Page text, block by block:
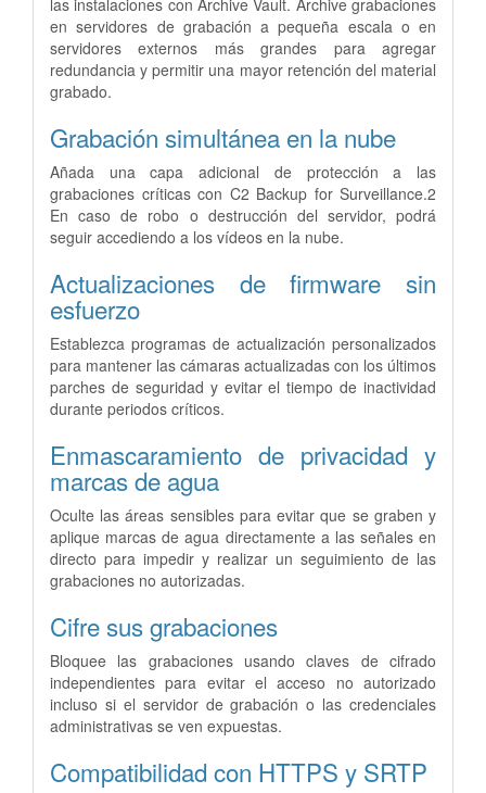
en servidores de grabación a pequeña escala o en
servidores externos más grandes para agregar
redundancia y permitir una mayor retención del material
grabado.
Grabación simultánea en la nube
Añada una capa adicional de protección a las
grabaciones críticas con C2 Backup for Surveillance.2
En caso de robo o destrucción del servidor, podrá
seguir accediendo a los vídeos en la nube.
Actualizaciones de firmware sin
esfuerzo
Establezca programas de actualización personalizados
para mantener las cámaras actualizadas con los últimos
parches de seguridad y evitar el tiempo de inactividad
durante periodos críticos.
Enmascaramiento de privacidad y
marcas de agua
Oculte las áreas sensibles para evitar que se graben y
aplique marcas de agua directamente a las señales en
directo para impedir y realizar un seguimiento de las
grabaciones no autorizadas.
Cifre sus grabaciones
Bloquee las grabaciones usando claves de cifrado
independientes para evitar el acceso no autorizado
incluso si el servidor de grabación o las credenciales
administrativas se ven expuestas.
Compatibilidad con HTTPS y SRTP